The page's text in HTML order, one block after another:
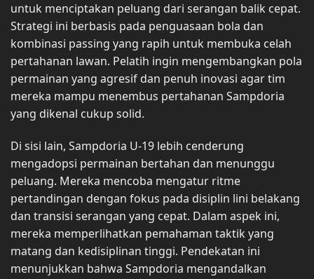
untuk menciptakan peluang dari serangan balik cepat.
Strategi ini berbasis pada penguasaan bola dan
kombinasi passing yang rapih untuk membuka celah
pertahanan lawan. Pelatih ingin mengembangkan pola
permainan yang agresif dan penuh inovasi agar tim
mereka mampu menembus pertahanan Sampdoria
yang dikenal cukup solid.
Di sisi lain, Sampdoria U-19 lebih cenderung
mengadopsi permainan bertahan dan menunggu
peluang. Mereka mencoba mengatur ritme
pertandingan dengan fokus pada disiplin lini belakang
dan transisi serangan yang cepat. Dalam aspek ini,
mereka memperlihatkan pemahaman taktik yang
matang dan kedisiplinan tinggi. Pendekatan ini
menunjukkan bahwa Sampdoria mengandalkan